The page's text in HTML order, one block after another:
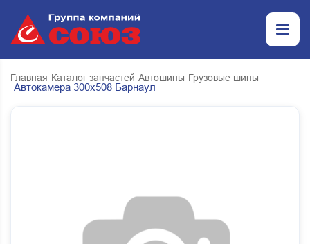
Главная Каталог запчастей Автошины Грузовые шины
Автокамера 300х508 Барнаул